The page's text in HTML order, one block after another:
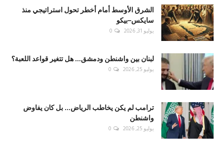
الشرق الأوسط أمام أخطر تحول استراتيجي منذ
سايكس–بيكو
يوليو 31, 2026 0
لبنان بين واشنطن ودمشق... هل تتغير قواعد اللعبة؟
يوليو 25, 2026 0
ترامب لم يكن يخاطب الرياض... بل كان يفاوض
واشنطن
يوليو 25, 2026 0